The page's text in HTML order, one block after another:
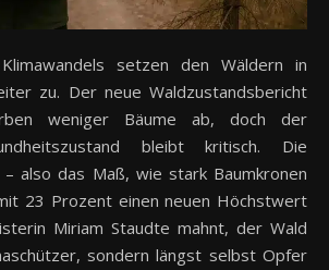
zu. Der neue Waldzustandsbericht
weniger Bäume ab, doch der
bleibt kritisch. Die
– also das Maß, wie stark Baumkronen
23 Prozent einen neuen Höchstwert
Miriam Staudte mahnt, der Wald
sondern längst selbst Opfer